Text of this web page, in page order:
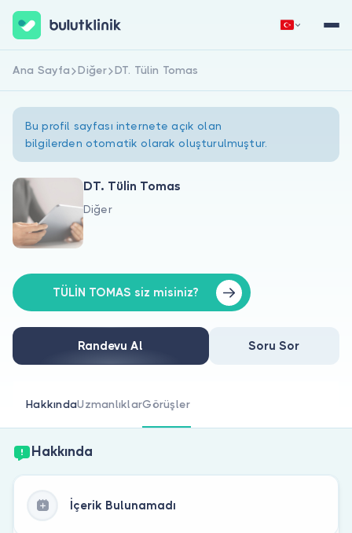
Hakkımızda
Doktorlar için
Doktor musunuz?
Hemen Kaydol
Ana Sayfa Diğer DT. Tülin Tomas
Bu profil sayfası internete açık olan
bilgilerden otomatik olarak oluşturulmuştur.
DT. Tülin Tomas
Diğer
TÜLİN TOMAS siz misiniz?
Randevu Al Soru Sor
HakkındaUzmanlıklarGörüşler
Hakkında
İçerik Bulunamadı